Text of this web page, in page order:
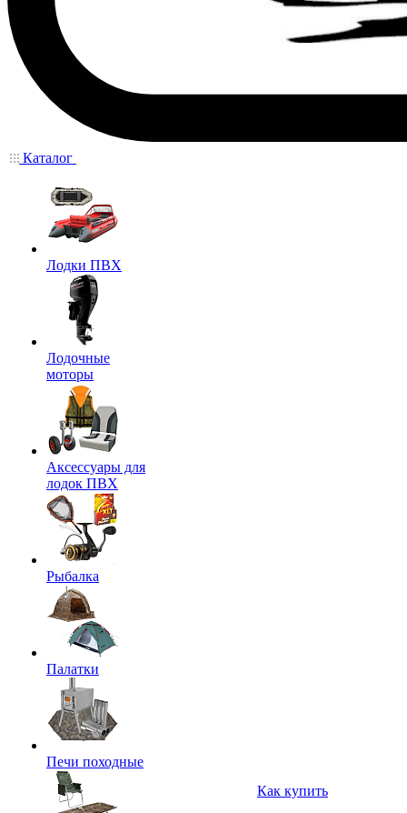
Каталог
Лодки ПВХ
Лодочные
моторы
Аксессуары для
лодок ПВХ
Рыбалка
Палатки
Печи походные
Как купить